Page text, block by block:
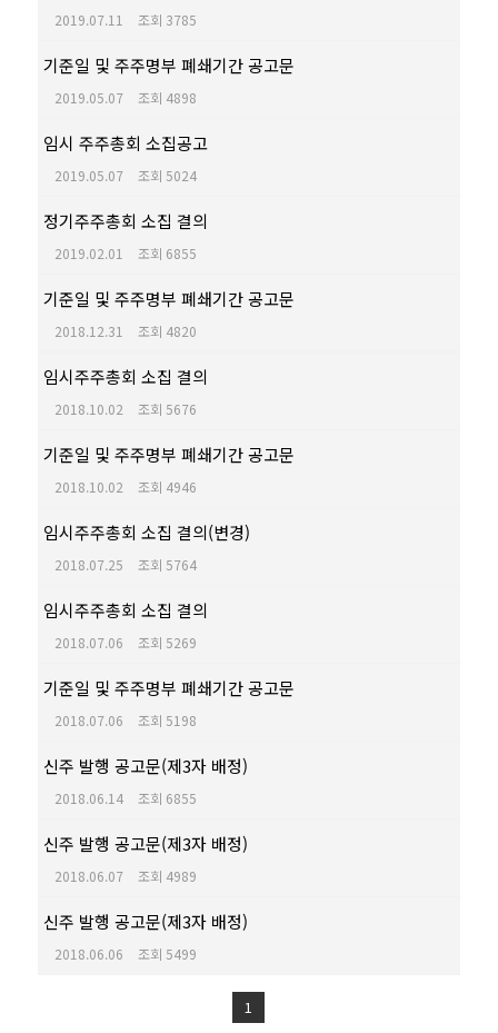
2019.07.11 조회 3785
기준일 및 주주명부 폐쇄기간 공고문
2019.05.07 조회 4898
임시 주주총회 소집공고
2019.05.07 조회 5024
정기주주총회 소집 결의
2019.02.01 조회 6855
기준일 및 주주명부 폐쇄기간 공고문
2018.12.31 조회 4820
임시주주총회 소집 결의
2018.10.02 조회 5676
기준일 및 주주명부 폐쇄기간 공고문
2018.10.02 조회 4946
임시주주총회 소집 결의(변경)
2018.07.25 조회 5764
임시주주총회 소집 결의
2018.07.06 조회 5269
기준일 및 주주명부 폐쇄기간 공고문
2018.07.06 조회 5198
신주 발행 공고문(제3자 배정)
2018.06.14 조회 6855
신주 발행 공고문(제3자 배정)
2018.06.07 조회 4989
신주 발행 공고문(제3자 배정)
2018.06.06 조회 5499
1